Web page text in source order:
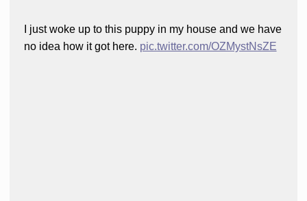
I just woke up to this puppy in my house and we have
no idea how it got here. pic.twitter.com/OZMystNsZE